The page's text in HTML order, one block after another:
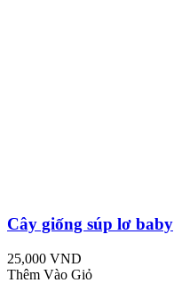
Cây giống súp lơ baby
25,000 VND
Thêm Vào Giỏ